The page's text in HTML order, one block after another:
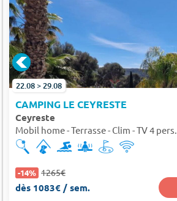
22.08 > 29.08
CAMPING LE CEYRESTE
Ceyreste
Mobil home - Terrasse - Clim - TV 4 pers.
-14% 1265€
dès 1083€ / sem.